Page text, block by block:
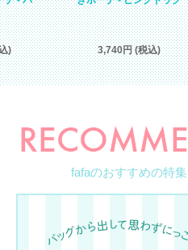
) 3,740円 (税込)
fafaのおすすめの特集